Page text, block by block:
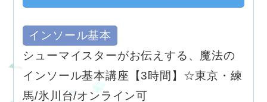
インソール基本
シューマイスターがお伝えする、魔法の
インソール基本講座【3時間】☆東京・練
馬/氷川台/オンライン可